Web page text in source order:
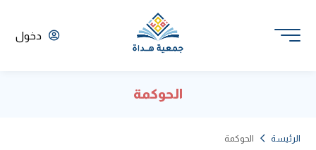
دخول
الحوكمة
الرئيسة الحوكمة